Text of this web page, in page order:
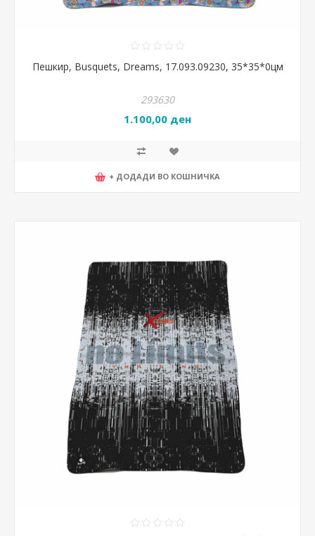
Пешкир, Busquets, Dreams, 17.093.09230, 35*35*0цм
293630
1.100,00 ден
+ ДОДАДИ ВО КОШНИЧКА